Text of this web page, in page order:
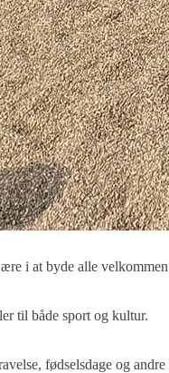
i at byde alle
til både sport og kultur.
fødselsdage og andre